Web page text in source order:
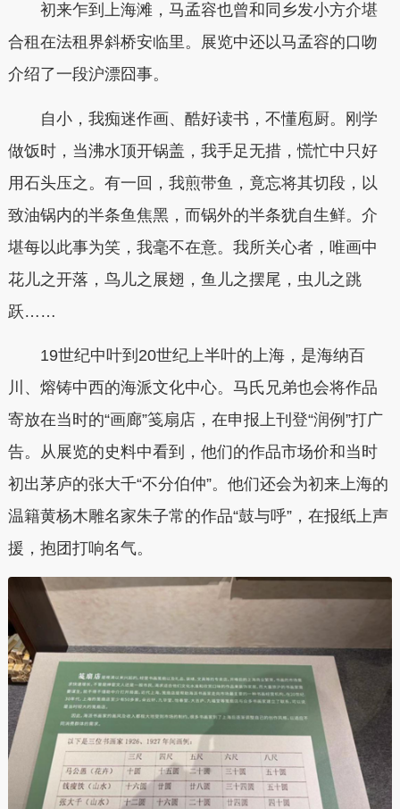
初来乍到上海滩，马孟容也曾和同乡发小方介堪
合租在法租界斜桥安临里。展览中还以马孟容的口吻
介绍了一段沪漂囧事。
自小，我痴迷作画、酷好读书，不懂庖厨。刚学
做饭时，当沸水顶开锅盖，我手足无措，慌忙中只好
用石头压之。有一回，我煎带鱼，竟忘将其切段，以
致油锅内的半条鱼焦黑，而锅外的半条犹自生鲜。介
堪每以此事为笑，我毫不在意。我所关心者，唯画中
花儿之开落，鸟儿之展翅，鱼儿之摆尾，虫儿之跳
跃……
19世纪中叶到20世纪上半叶的上海，是海纳百
川、熔铸中西的海派文化中心。马氏兄弟也会将作品
寄放在当时的“画廊”笺扇店，在申报上刊登“润例”打广
告。从展览的史料中看到，他们的作品市场价和当时
初出茅庐的张大千“不分伯仲”。他们还会为初来上海的
温籍黄杨木雕名家朱子常的作品“鼓与呼”，在报纸上声
援，抱团打响名气。